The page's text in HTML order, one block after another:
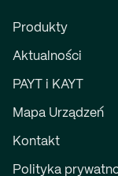
Produkty
Aktualności
PAYT i KAYT
Mapa Urządzeń
Kontakt
Polityka